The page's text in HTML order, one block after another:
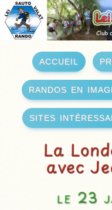
accueil
randos en
sites
La
avec
le 23